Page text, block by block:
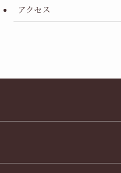
アクセス